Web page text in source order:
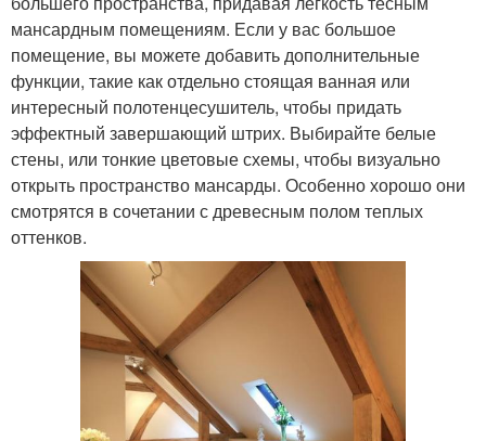
мансардным помещениям. Если у вас большое
помещение, вы можете добавить дополнительные
функции, такие как отдельно стоящая ванная или
интересный полотенцесушитель, чтобы придать
эффектный завершающий штрих. Выбирайте белые
стены, или тонкие цветовые схемы, чтобы визуально
открыть пространство мансарды. Особенно хорошо они
смотрятся в сочетании с древесным полом теплых
оттенков.